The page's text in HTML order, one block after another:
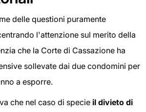
delle questioni puramente
l'attenzione sul merito della
che la Corte di Cassazione ha
sollevate dai due condomini per
a esporre.
che nel caso di specie il divieto di